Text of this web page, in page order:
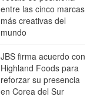
entre las cinco marcas
más creativas del
mundo
JBS firma acuerdo con
Highland Foods para
reforzar su presencia
en Corea del Sur